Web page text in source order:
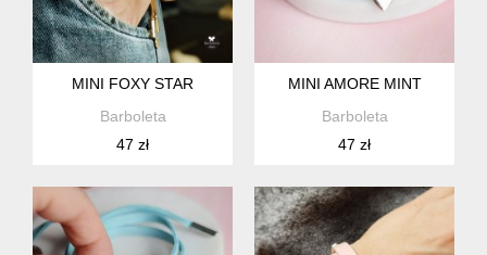
MINI FOXY STAR
Barboleta
47 zł
MINI AMORE MINT
Barboleta
47 zł